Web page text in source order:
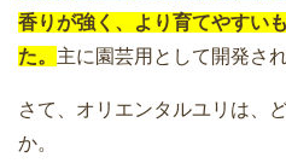
香りが強く、より育てやすい
た。 主に園芸用として開発さ
さて、オリエンタルユリは、
か。